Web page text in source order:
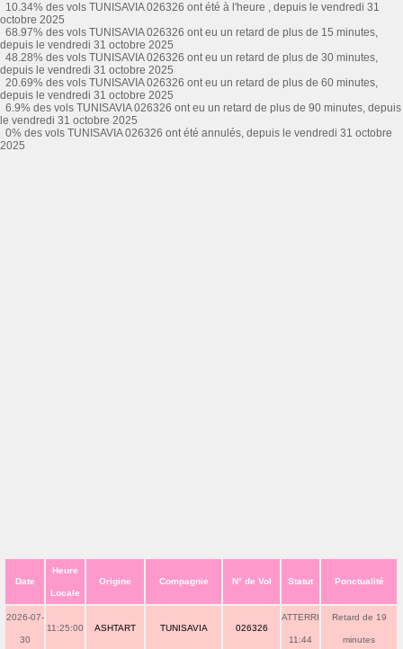
10.34% des vols TUNISAVIA 026326 ont été à l'heure , depuis le vendredi 31
octobre 2025
68.97% des vols TUNISAVIA 026326 ont eu un retard de plus de 15 minutes,
depuis le vendredi 31 octobre 2025
48.28% des vols TUNISAVIA 026326 ont eu un retard de plus de 30 minutes,
depuis le vendredi 31 octobre 2025
20.69% des vols TUNISAVIA 026326 ont eu un retard de plus de 60 minutes,
depuis le vendredi 31 octobre 2025
6.9% des vols TUNISAVIA 026326 ont eu un retard de plus de 90 minutes, depuis
le vendredi 31 octobre 2025
0% des vols TUNISAVIA 026326 ont été annulés, depuis le vendredi 31 octobre
2025
Date
Heure
Locale
Origine Compagnie N° de Vol Statut Ponctualité
2026-07-
30
11:25:00 ASHTART TUNISAVIA 026326
ATTERRI
11:44
Retard de 19
minutes